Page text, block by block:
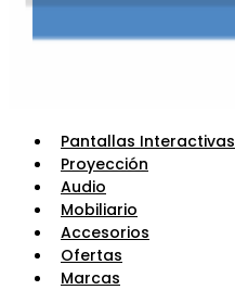
Pantallas Interactivas
Proyección
Audio
Mobiliario
Accesorios
Ofertas
Marcas